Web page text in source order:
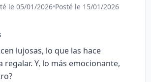
le 05/01/2026•Posté le 15/01/2026
lujosas, lo que las hace
regalar. Y, lo más emocionante,